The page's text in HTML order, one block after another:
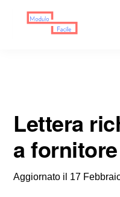
Lettera
a
Aggiornato il 17